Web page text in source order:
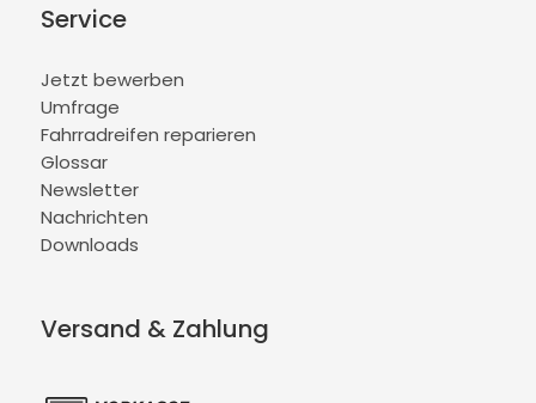
Service
Jetzt bewerben
Umfrage
Fahrradreifen reparieren
Glossar
Newsletter
Nachrichten
Downloads
Versand & Zahlung